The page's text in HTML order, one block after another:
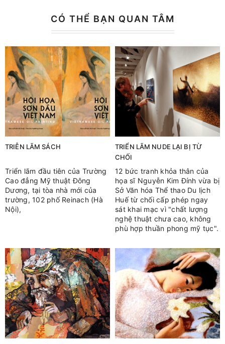
CÓ THỂ BẠN QUAN TÂM
TRIỄN LÃM SÁCH
Triển lãm đầu tiên của Trường
Cao đẳng Mỹ thuật Đông
Dương, tại tòa nhà mới của
trường, 102 phố Reinach (Hà
Nội),
TRIỂN LÃM NUDE LẠI BỊ TỪ
CHỐI
12 bức tranh khỏa thân của
họa sĩ Nguyễn Kim Đính vừa bị
Sở Văn hóa Thể thao Du lịch
Huế từ chối cấp phép ngay
sát khai mạc vì "chất lượng
nghệ thuật chưa cao, không
phù hợp thuần phong mỹ tục".